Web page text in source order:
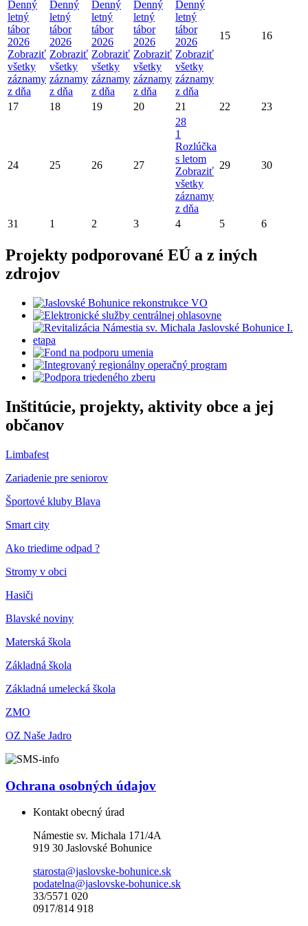
Denný
letný
tábor
2026
Zobraziť
všetky
záznamy
z dňa
Denný
letný
tábor
2026
Zobraziť
všetky
záznamy
z dňa
Denný
letný
tábor
2026
Zobraziť
všetky
záznamy
z dňa
Denný
letný
tábor
2026
Zobraziť
všetky
záznamy
z dňa
Denný
letný
tábor
2026
Zobraziť
všetky
záznamy
z dňa
15 16
17 18 19 20 21 22 23
24 25 26 27
28
1
Rozlúčka
s letom
Zobraziť
všetky
záznamy
z dňa
29 30
31 1 2 3 4 5 6
Projekty podporované EÚ a z iných
zdrojov
Inštitúcie, projekty, aktivity obce a jej
občanov
Limbafest
Zariadenie pre seniorov
Športové kluby Blava
Smart city
Ako triedime odpad ?
Stromy v obci
Hasiči
Blavské noviny
Materská škola
Základná škola
Základná umelecká škola
ZMO
OZ Naše Jadro
Ochrana osobných údajov
Kontakt obecný úrad
Námestie sv. Michala 171/4A
919 30 Jaslovské Bohunice
starosta@jaslovske-bohunice.sk
podatelna@jaslovske-bohunice.sk
33/5571 020
0917/814 918